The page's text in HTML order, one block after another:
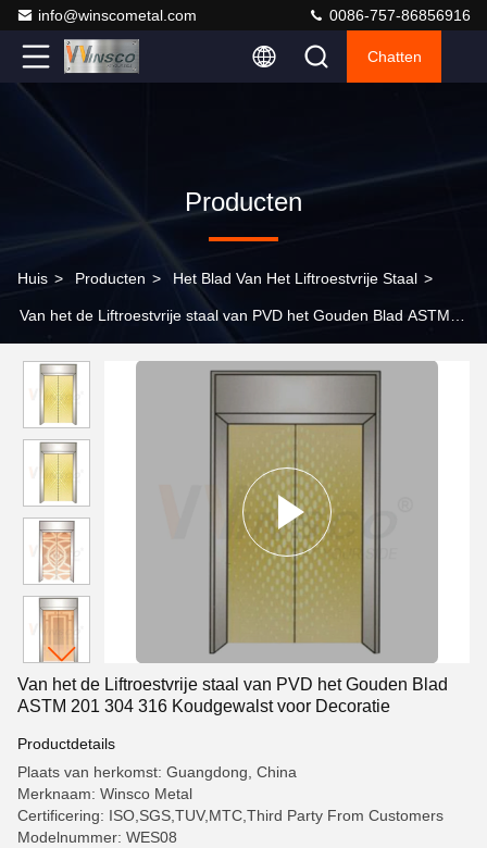
info@winscometal.com 0086-757-86856916
Chatten
Producten
Huis > Producten > Het Blad Van Het Liftroestvrije Staal >
Van het de Liftroestvrije staal van PVD het Gouden Blad ASTM
Van het de Liftroestvrije staal van PVD het Gouden Blad
ASTM 201 304 316 Koudgewalst voor Decoratie
Productdetails
Plaats van herkomst: Guangdong, China
Merknaam: Winsco Metal
Certificering: ISO,SGS,TUV,MTC,Third Party From Customers
Modelnummer: WES08